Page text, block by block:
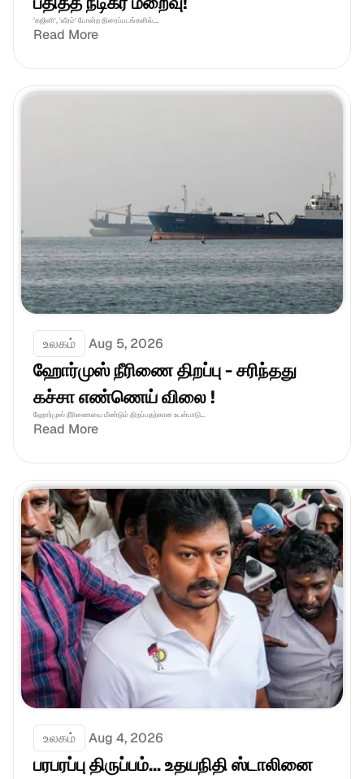
‘கஜினி’, ‘வீரம்’ போன்ற திரைப்படங்களில்....
Read More
உலகம் Aug 5, 2026
ஹோர்முஸ் நீரிணை திறப்பு - சரிந்தது
கச்சா எண்ணெய் விலை !
ஹோர்முஸ் நீரிணையை மீண்டும் திறப்பதற்கான உடன்பாடு...
Read More
உலகம் Aug 4, 2026
பரபரப்பு திருப்பம்... உதயநிதி ஸ்டாலினை